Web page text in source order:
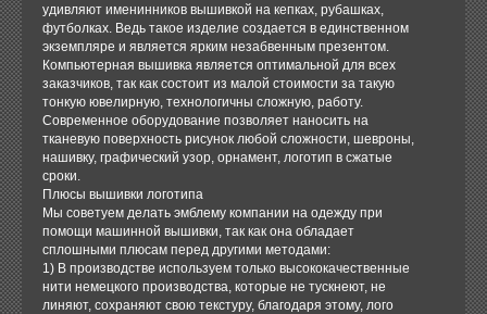
удивляют именинников вышивкой на кепках, рубашках,
футболках. Ведь такое изделие создается в единственном
экземпляре и является ярким незабвенным презентом.
Компьютерная вышивка является оптимальной для всех
заказчиков, так как состоит из малой стоимости за такую
тонкую ювелирную, технологичны сложную, работу.
Современное оборудование позволяет наносить на
тканевую поверхность рисунок любой сложности, шевроны,
нашивку, графический узор, орнамент, логотип в сжатые
сроки.
Плюсы вышивки логотипа
Мы советуем делать эмблему компании на одежду при
помощи машинной вышивки, так как она обладает
сплошными плюсам перед другими методами:
1) В производстве используем только высококачественные
нити немецкого производства, которые не тускнеют, не
линяют, сохраняют свою текстуру, благодаря этому, лого